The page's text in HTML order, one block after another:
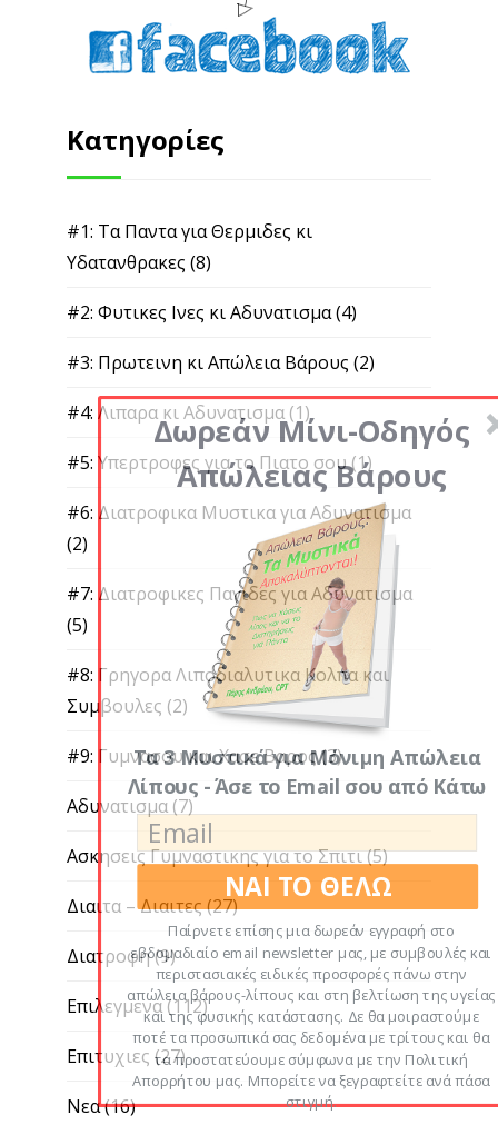
Κατηγορίες
#1: Τα Παντα για Θερμιδες κι
Υδατανθρακες (8)
#2: Φυτικες Ινες κι Αδυνατισμα(4)
#3: Πρωτεινη κι Απώλεια Βάρους (2)
#4: Λιπαρα κι Αδυνατισμα(1)
#5: Υπερτροφες για το Πιατο σου(1)
#6: Διατροφικα Μυστικα για Αδυνατισμα
(2)
#7: Διατροφικες Παγιδες για Αδυνατισμα
(5)
#8: Γρηγορα Λιποδιαλυτικα Κολπα και
Συμβουλες (2)
#9: Γυμνασου και Χασε Βαρος(3)
Αδυνατισμα(7)
Ασκησεις Γυμναστικης για το Σπιτι(5)
Διαιτα – Διαιτες(27)
Διατροφη(9)
Επιλεγμενα(112)
Επιτυχιες (27)
Νεα(16)
Δωρεάν Μίνι-Οδηγός
Απώλειας Βάρους
Τα 3 Μυστικά για Μόνιμη Απώλεια
Λίπους - Άσε το Email σου από Κάτω
ΝΑΙ ΤΟ ΘΕΛΩ
Παίρνετε επίσης μια δωρεάν εγγραφή στο
εβδομαδιαίο email newsletter μας, με συμβουλές και
περιστασιακές ειδικές προσφορές πάνω στην
απώλεια βάρους-λίπους και στη βελτίωση της υγείας
και της φυσικής κατάστασης. Δε θα μοιραστούμε
ποτέ τα προσωπικά σας δεδομένα με τρίτους και θα
τα προστατεύουμε σύμφωνα με την Πολιτική
Απορρήτου μας. Μπορείτε να ξεγραφτείτε ανά πάσα
στιγμή.